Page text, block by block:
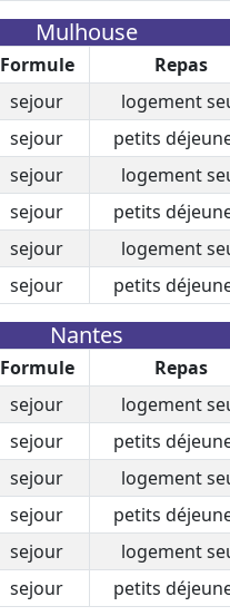
Mulhouse
Formule Repas
sejour logement
sejour petits
sejour logement
sejour petits
sejour logement
sejour petits
Nantes
Formule Repas
sejour logement
sejour petits
sejour logement
sejour petits
sejour logement
sejour petits